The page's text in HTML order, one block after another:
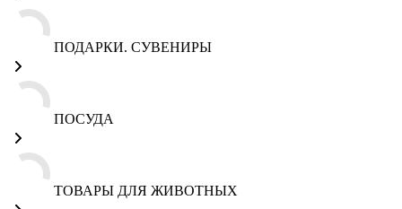
ПОДАРКИ. СУВЕНИРЫ
ПОСУДА
ТОВАРЫ ДЛЯ ЖИВОТНЫХ